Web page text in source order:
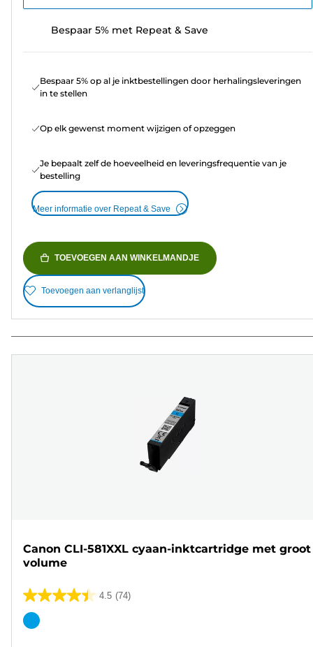
Bespaar 5% met Repeat & Save
Bespaar 5% op al je inktbestellingen door herhalingsleveringen
in te stellen
Op elk gewenst moment wijzigen of opzeggen
Je bepaalt zelf de hoeveelheid en leveringsfrequentie van je
bestelling
Meer informatie over Repeat & Save
TOEVOEGEN AAN WINKELMANDJE
Toevoegen aan verlanglijst
Canon CLI-581XXL cyaan-inktcartridge met groot
volume
4.5 (74)
4.5
van
Kleurencartridge